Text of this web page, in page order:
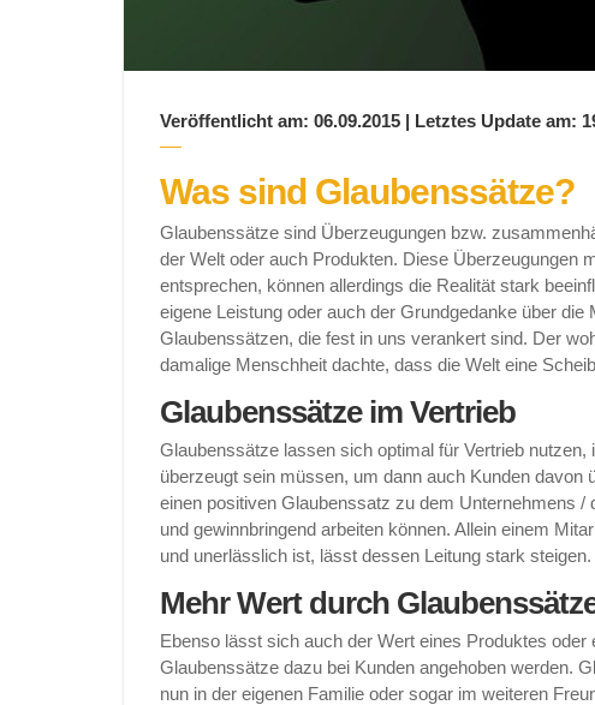
Veröffentlicht am: 06.09.2015 | Letztes Update am:
Was sind Glaubenssätze?
Glaubenssätze sind Überzeugungen bzw.
der Welt oder auch Produkten. Diese Überzeugungen
entsprechen, können allerdings die Realität stark
eigene Leistung oder auch der Grundgedanke über
Glaubenssätzen, die fest in uns verankert sind. Der
damalige Menschheit dachte, dass die Welt eine
Glaubenssätze im Vertrieb
Glaubenssätze lassen sich optimal für Vertrieb
überzeugt sein müssen, um dann auch Kunden davon
einen positiven Glaubenssatz zu dem Unternehmens
und gewinnbringend arbeiten können. Allein einem
und unerlässlich ist, lässt dessen Leitung stark steigen.
Mehr Wert durch
Ebenso lässt sich auch der Wert eines Produktes
Glaubenssätze dazu bei Kunden angehoben werden.
nun in der eigenen Familie oder sogar im weiteren